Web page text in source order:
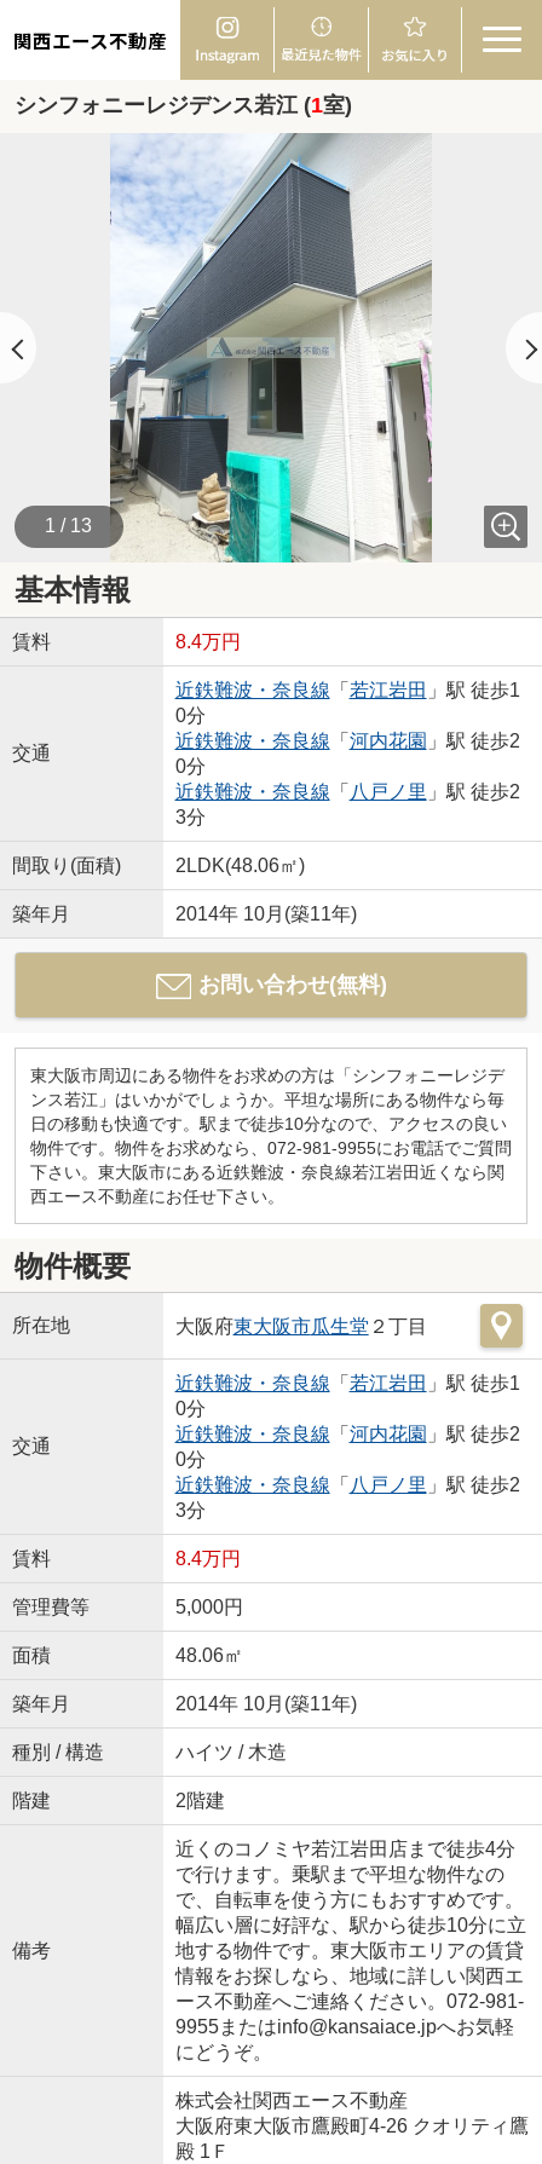
関西エース不動産
シンフォニーレジデンス若江 (1室)
1 / 13
基本情報
賃料 8.4万円
交通
近鉄難波・奈良線 「 若江岩田 」駅 徒歩1
0分
近鉄難波・奈良線 「 河内花園 」駅 徒歩2
0分
近鉄難波・奈良線 「 八戸ノ里 」駅 徒歩2
3分
間取り(面積) 2LDK(48.06㎡)
築年月 2014年 10月(築11年)
お問い合わせ(無料)
東大阪市周辺にある物件をお求めの方は「シンフォニーレジデ
ンス若江」はいかがでしょうか。平坦な場所にある物件なら毎
日の移動も快適です。駅まで徒歩10分なので、アクセスの良い
物件です。物件をお求めなら、072-981-9955にお電話でご質問
下さい。東大阪市にある近鉄難波・奈良線若江岩田近くなら関
西エース不動産にお任せ下さい。
物件概要
所在地 大阪府東大阪市瓜生堂 ２丁目
交通
近鉄難波・奈良線 「 若江岩田 」駅 徒歩1
0分
近鉄難波・奈良線 「 河内花園 」駅 徒歩2
0分
近鉄難波・奈良線 「 八戸ノ里 」駅 徒歩2
3分
賃料 8.4万円
管理費等 5,000円
面積 48.06㎡
築年月 2014年 10月(築11年)
種別 / 構造 ハイツ / 木造
階建 2階建
備考
近くのコノミヤ若江岩田店まで徒歩4分
で行けます。乗駅まで平坦な物件なの
で、自転車を使う方にもおすすめです。
幅広い層に好評な、駅から徒歩10分に立
地する物件です。東大阪市エリアの賃貸
情報をお探しなら、地域に詳しい関西エ
ース不動産へご連絡ください。072-981-
9955またはinfo@kansaiace.jpへお気軽
にどうぞ。
株式会社関西エース不動産
大阪府東大阪市鷹殿町4-26 クオリティ鷹
殿 1Ｆ